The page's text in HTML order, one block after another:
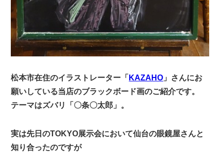
松本市在住のイラストレーター「 KAZAHO 」さんにお
願いしている当店のブラックボード画のご紹介です。
テーマはズバリ「〇条〇太郎」。
実は先日のTOKYO展示会において仙台の眼鏡屋さんと
知り合ったのですが